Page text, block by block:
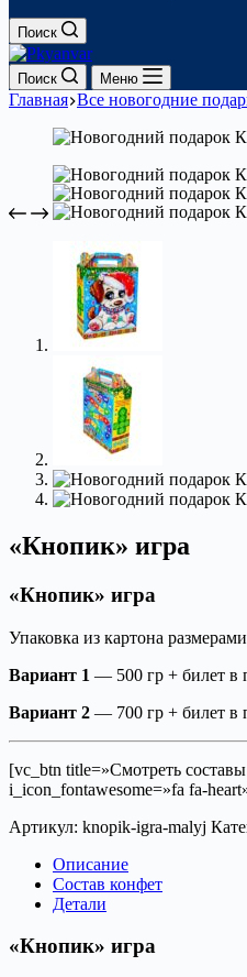
Поиск
Поиск Меню
Главная Все новогодние
«Кнопик» игра
«Кнопик» игра
Упаковка из картона
Вариант 1 — 500 гр + билет в
Вариант 2 — 700 гр + билет в
[vc_btn title=»Смотреть
i_icon_fontawesome=»fa fa-
Артикул: knopik-igra-malyj
Описание
Состав конфет
Детали
«Кнопик» игра